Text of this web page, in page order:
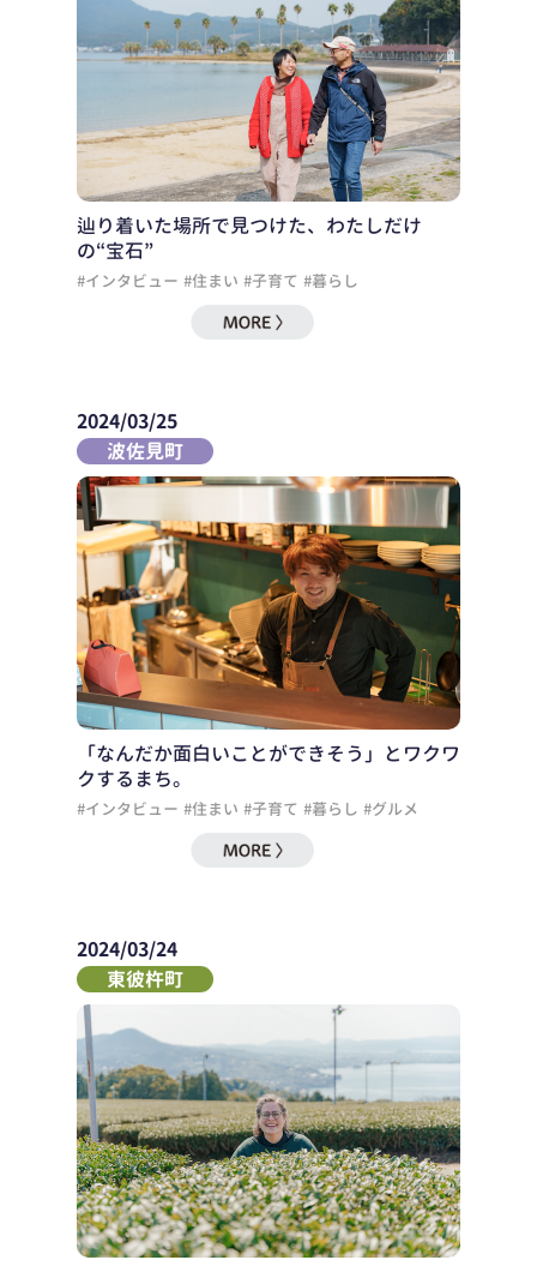
辿り着いた場所で見つけた、わたしだけ
の“宝石”
#インタビュー #住まい #子育て #暮らし
2024/03/25
波佐見町
「なんだか面白いことができそう」とワクワ
クするまち。
#インタビュー #住まい #子育て #暮らし #グルメ
2024/03/24
東彼杵町